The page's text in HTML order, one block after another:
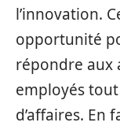
l’innovation.
opportunité
répondre aux
employés
d’affaires.